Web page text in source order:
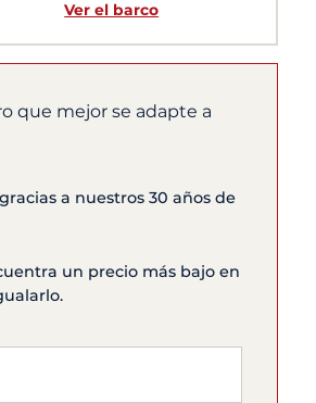
Ver el barco
que mejor se adapte a
a nuestros 30 años de
un precio más bajo en